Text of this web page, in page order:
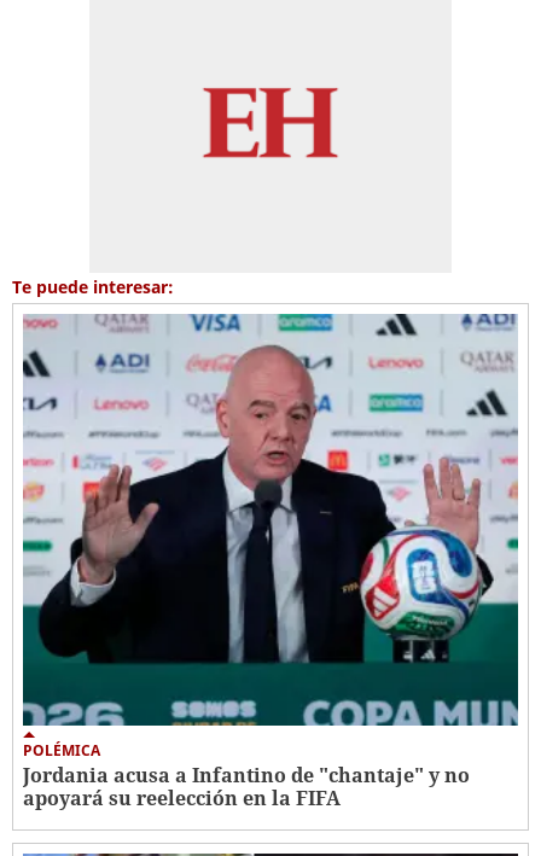
Te puede interesar:
POLÉMICA
Jordania acusa a Infantino de "chantaje" y no
apoyará su reelección en la FIFA